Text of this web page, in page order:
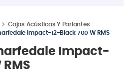
Cajas Acústicas Y Parlantes
Impact-12-Black 700 W RMS
Impact-